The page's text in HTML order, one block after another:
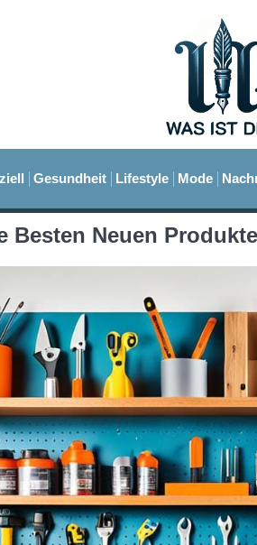
Gesundheit Lifestyle Mode
Besten Neuen